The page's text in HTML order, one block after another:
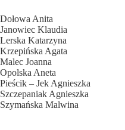
Dołowa Anita
Janowiec Klaudia
Lerska Katarzyna
Krzepińska Agata
Malec Joanna
Opolska Aneta
Pieścik – Jek Agnieszka
Szczepaniak Agnieszka
Szymańska Malwina